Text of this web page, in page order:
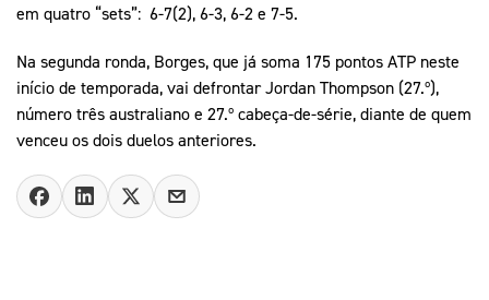
em quatro “sets”: 6-7(2), 6-3, 6-2 e 7-5.
Na segunda ronda, Borges, que já soma 175 pontos ATP neste
início de temporada, vai defrontar Jordan Thompson (27.º),
número três australiano e 27.º cabeça-de-série, diante de quem
venceu os dois duelos anteriores.